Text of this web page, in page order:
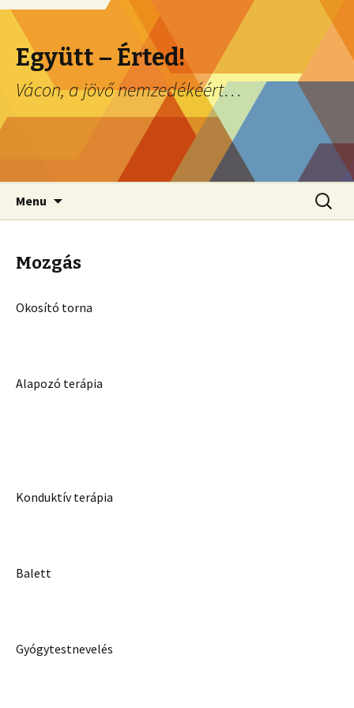
Együtt – Érted!
Vácon, a jövő nemzedékéért…
Menu
Mozgás
Okosító torna
Alapozó terápia
Konduktív terápia
Balett
Gyógytestnevelés